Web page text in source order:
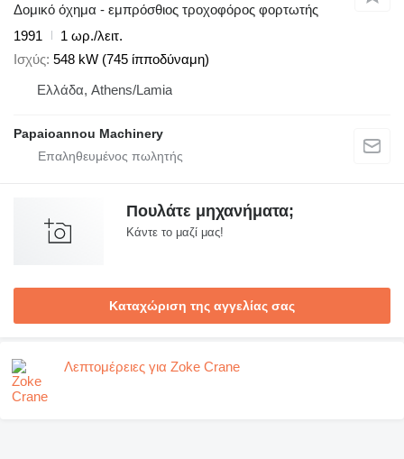
Δομικό όχημα - εμπρόσθιος τροχοφόρος φορτωτής
1991
1 ωρ./λειτ.
Ισχύς 548 kW (745 ίπποδύναμη)
Ελλάδα, Athens/Lamia
Papaioannou Machinery
Πουλάτε μηχανήματα;
Κάντε το μαζί μας!
Καταχώριση της αγγελίας σας
Λεπτομέρειες για Zoke Crane